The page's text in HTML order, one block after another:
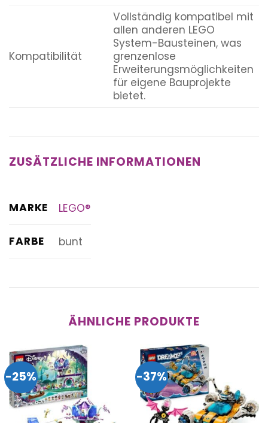
Kompatibilität
Vollständig kompatibel mit
allen anderen LEGO
System-Bausteinen, was
grenzenlose
Erweiterungsmöglichkeiten
für eigene Bauprojekte
bietet.
ZUSÄTZLICHE INFORMATIONEN
MARKE LEGO®
FARBE bunt
ÄHNLICHE PRODUKTE
-25% -37%